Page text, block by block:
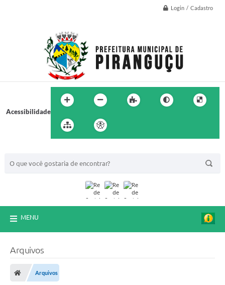
Login / Cadastro
Acessibilidade
MENU
Arquivos
Arquivos